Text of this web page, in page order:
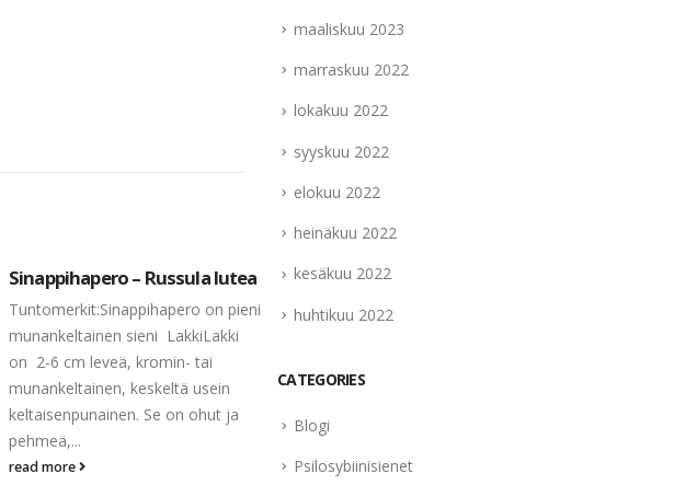
Sinappihapero – Russula lutea
Tuntomerkit:Sinappihapero on pieni
munankeltainen sieni LakkiLakki
on 2-6 cm leveä, kromin- tai
munankeltainen, keskeltä usein
keltaisenpunainen. Se on ohut ja
pehmeä,...
read more
Mäntymesisieni – Armillaria
helttasienimesisieniä on itse
ruokasienten poimijan on vaikea
erottaa toisistaan. Tässä kuvattava
maaliskuu 2023
marraskuu 2022
lokakuu 2022
syyskuu 2022
elokuu 2022
heinäkuu 2022
kesäkuu 2022
huhtikuu 2022
CATEGORIES
Blogi
Psilosybiinisienet